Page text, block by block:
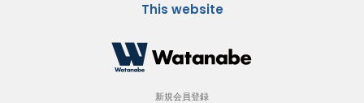
This website
新規会員登録